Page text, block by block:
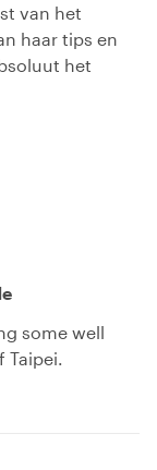
van het
haar tips en
het
some well